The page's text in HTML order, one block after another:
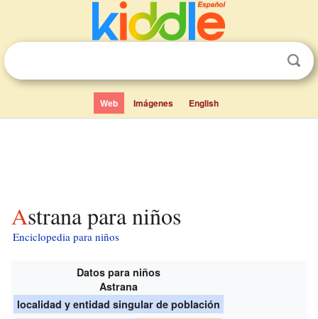
Web Imágenes English
Astrana para niños
Enciclopedia para niños
Datos para niños
Astrana
localidad y entidad singular de población